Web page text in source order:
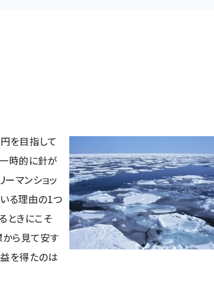
を目指して
時的に針が
ーマンショッ
る理由の1つ
ときにこそ
から見て安す
を得たのは